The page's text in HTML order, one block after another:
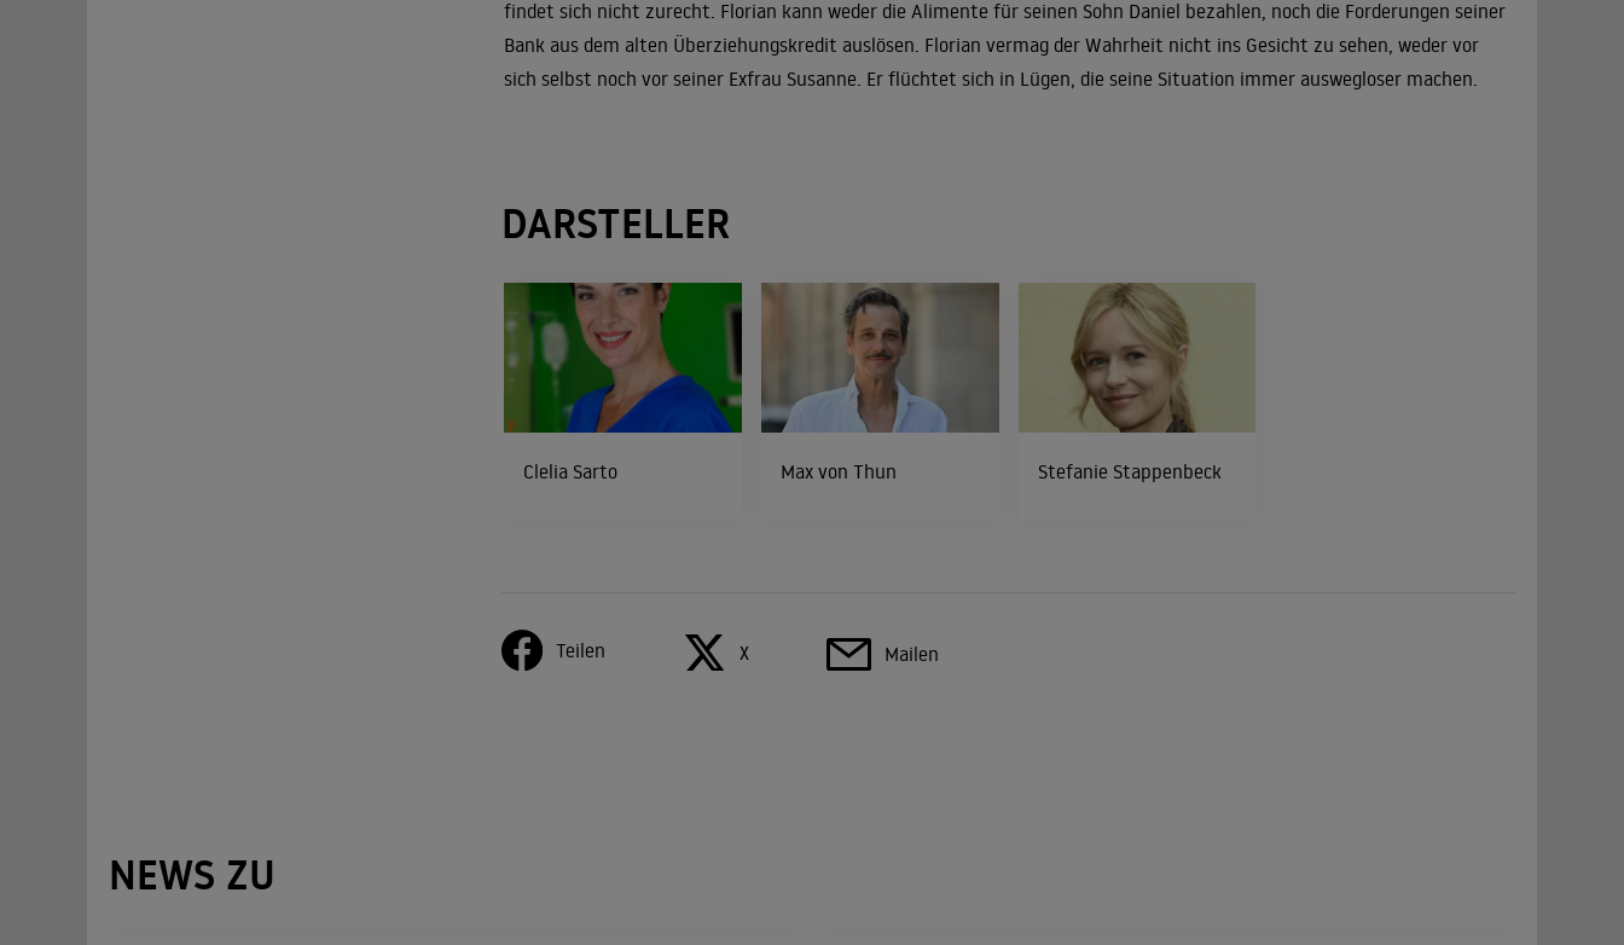
findet sich nicht zurecht. Florian kann weder die Alimente für seinen Sohn Daniel bezahlen, noch die Forderungen seiner
Bank aus dem alten Überziehungskredit auslösen. Florian vermag der Wahrheit nicht ins Gesicht zu sehen, weder vor
sich selbst noch vor seiner Exfrau Susanne. Er flüchtet sich in Lügen, die seine Situation immer auswegloser machen.
DARSTELLER
Clelia Sarto Max von Thun Stefanie Stappenbeck
Teilen X Mailen
NEWS ZU